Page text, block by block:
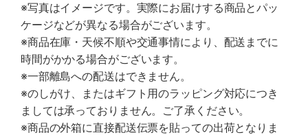
※写真はイメージです。実際にお届けする商品とパッ
ケージなどが異なる場合がございます。
※商品在庫・天候不順や交通事情により、配送までに
時間がかかる場合がございます。
※一部離島への配送はできません。
※のしがけ、またはギフト用のラッピング対応につき
ましては承っておりません。ご了承ください。
※商品の外箱に直接配送伝票を貼っての出荷となりま